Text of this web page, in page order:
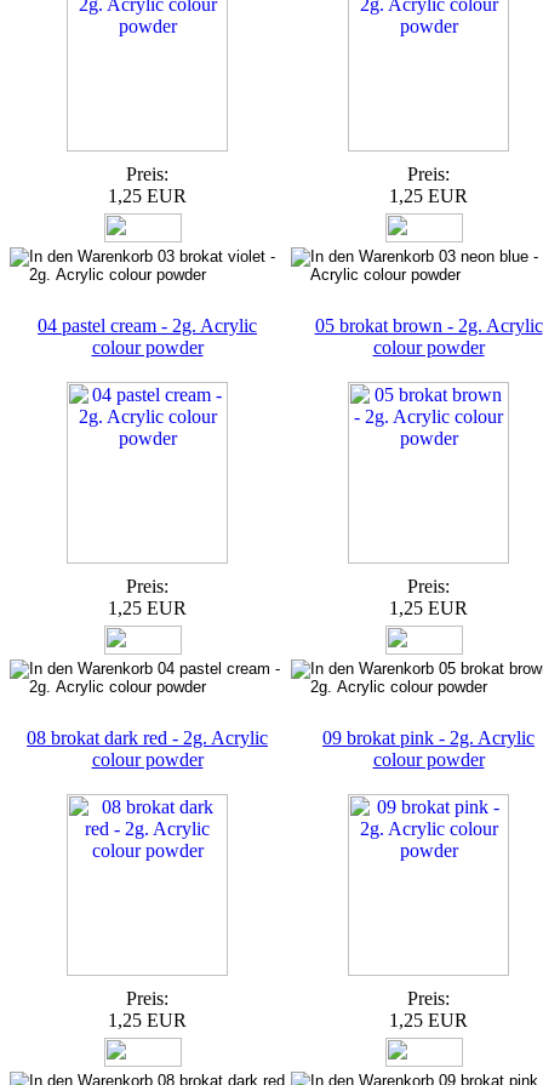
Preis:
1,25 EUR
Preis:
1,25 EUR
04 pastel cream - 2g. Acrylic
colour powder
Preis:
1,25 EUR
05 brokat brown - 2g. Acrylic
colour powder
Preis:
1,25 EUR
08 brokat dark red - 2g. Acrylic
colour powder
Preis:
1,25 EUR
09 brokat pink - 2g. Acrylic
colour powder
Preis:
1,25 EUR